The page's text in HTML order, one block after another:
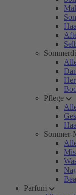
Pflege
Sommer-
Parfum